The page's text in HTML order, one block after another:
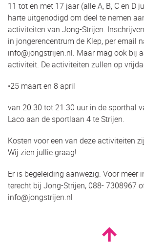
11 tot en met 17 jaar (alle A, B, C en D
harte uitgenodigd om deel te nemen
activiteiten van Jong-Strijen.
in jongerencentrum de Klep, per email
info@jongstrijen.nl. Maar mag ook bij
activiteit. De activiteiten zullen op
•25 maart en 8 april
van 20.30 tot 21.30 uur in de sporthal
Laco aan de sportlaan 4 te Strijen.
Kosten voor een van deze activiteiten
Wij zien jullie graag!
Er is begeleiding aanwezig. Voor meer
terecht bij Jong-Strijen, 088- 7308967
info@jongstrijen.nl